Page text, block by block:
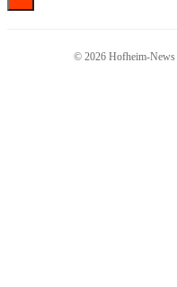
© 2026 Hofheim-News |